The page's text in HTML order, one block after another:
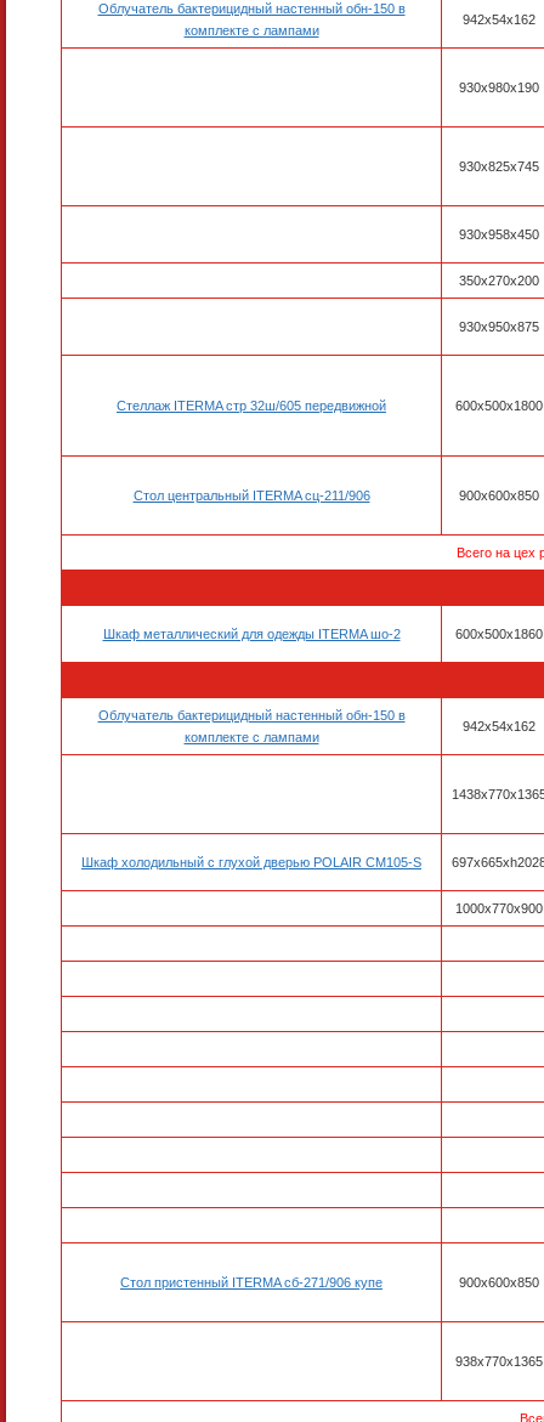
Облучатель бактерицидный настенный обн-150 в
комплекте с лампами
942х54х162
930x980x190
930x825x745
930x958x450
350x270x200
930x950x875
Стеллаж ITERMA стр 32ш/605 передвижной 600x500x1800
Стол центральный ITERMA сц-211/906 900х600х850
Всего на цех
Шкаф металлический для одежды ITERMA шо-2 600x500x1860
Облучатель бактерицидный настенный обн-150 в
комплекте с лампами
942x54x162
Шкаф холодильный с глухой дверью POLAIR CM105-S
1000х770х900
Стол пристенный ITERMA сб-271/906 купе 900х600х850
938х770х1365